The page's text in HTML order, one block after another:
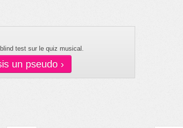
test sur le quiz musical.
un pseudo ›